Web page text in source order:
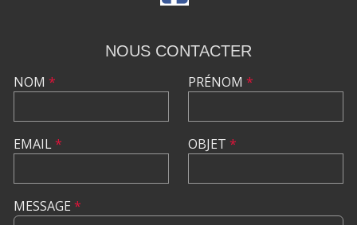
NOUS CONTACTER
NOM *
EMAIL*
PRÉNOM *
OBJET *
MESSAGE *